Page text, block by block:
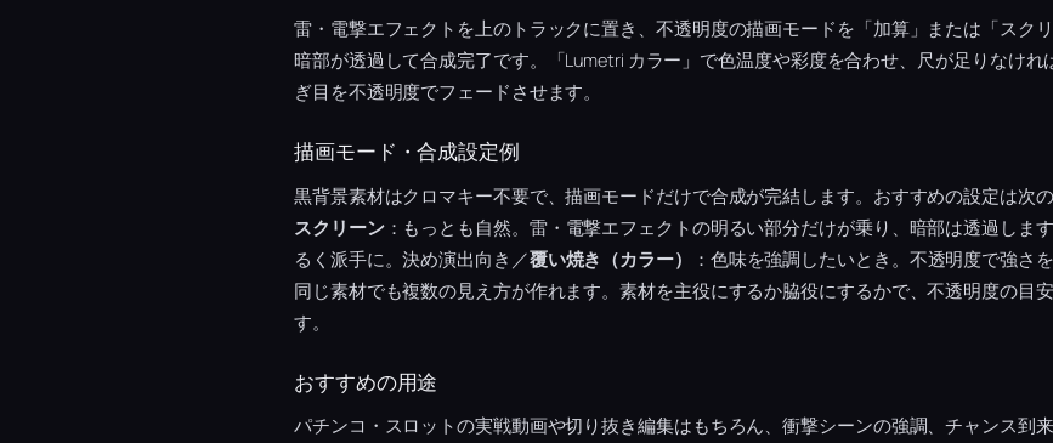
雷・電撃エフェクトを上のトラックに置き、不透明度の描画モードを「加算」または「スク
暗部が透過して合成完了です。「Lumetri カラー」で色温度や彩度を合わせ、尺が足りなけ
ぎ目を不透明度でフェードさせます。
描画モード・合成設定例
黒背景素材はクロマキー不要で、描画モードだけで合成が完結します。おすすめの設定は次の
スクリーン：もっとも自然。雷・電撃エフェクトの明るい部分だけが乗り、暗部は透過しま
るく派手に。決め演出向き／覆い焼き（カラー）
：色味を強調したいとき。不透明度で強さ
同じ素材でも複数の見え方が作れます。素材を主役にするか脇役にするかで、不透明度の目
す。
おすすめの用途
パチンコ・スロットの実戦動画や切り抜き編集はもちろん、衝撃シーンの強調、チャンス到